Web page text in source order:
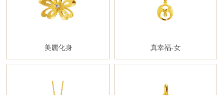
美麗化身 真幸福-女